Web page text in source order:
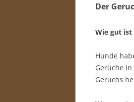
Der
Wie gut ist
Hunde
Gerüche
Geruchs